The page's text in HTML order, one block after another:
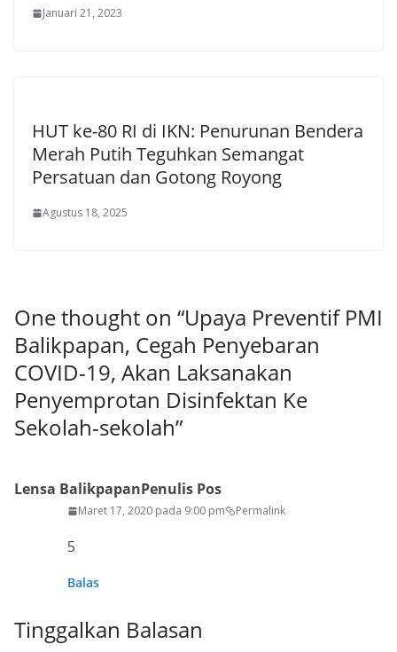
Januari 21, 2023
HUT ke-80 RI di IKN: Penurunan Bendera
Merah Putih Teguhkan Semangat
Persatuan dan Gotong Royong
Agustus 18, 2025
One thought on “Upaya Preventif PMI
Balikpapan, Cegah Penyebaran
COVID-19, Akan Laksanakan
Penyemprotan Disinfektan Ke
Sekolah-sekolah”
Lensa BalikpapanPenulis Pos
Maret 17, 2020 pada 9:00 pm Permalink
5
Balas
Tinggalkan Balasan